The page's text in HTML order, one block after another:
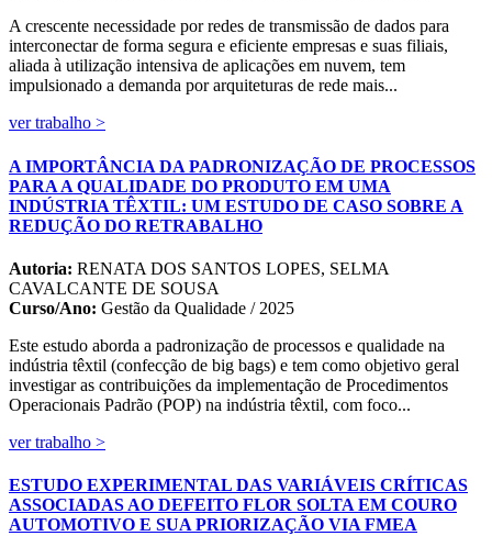
A crescente necessidade por redes de transmissão de dados para
interconectar de forma segura e eficiente empresas e suas filiais,
aliada à utilização intensiva de aplicações em nuvem, tem
impulsionado a demanda por arquiteturas de rede mais...
ver trabalho >
A IMPORTÂNCIA DA PADRONIZAÇÃO DE PROCESSOS
PARA A QUALIDADE DO PRODUTO EM UMA
INDÚSTRIA TÊXTIL: UM ESTUDO DE CASO SOBRE A
REDUÇÃO DO RETRABALHO
Autoria: RENATA DOS SANTOS LOPES, SELMA
CAVALCANTE DE SOUSA
Curso/Ano: Gestão da Qualidade / 2025
Este estudo aborda a padronização de processos e qualidade na
indústria têxtil (confecção de big bags) e tem como objetivo geral
investigar as contribuições da implementação de Procedimentos
Operacionais Padrão (POP) na indústria têxtil, com foco...
ver trabalho >
ESTUDO EXPERIMENTAL DAS VARIÁVEIS CRÍTICAS
ASSOCIADAS AO DEFEITO FLOR SOLTA EM COURO
AUTOMOTIVO E SUA PRIORIZAÇÃO VIA FMEA